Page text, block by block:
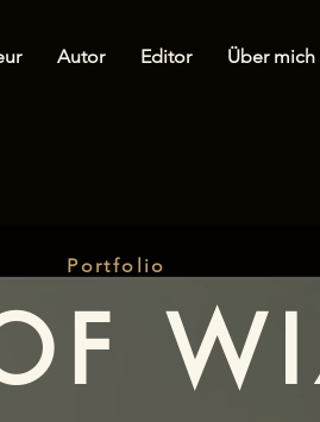
Autor Editor Über mich
Portfolio